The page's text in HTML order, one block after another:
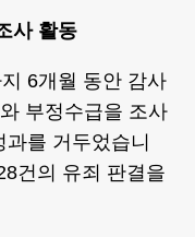
사 활동
6개월 동안 감사
부정수급을 조사
를 거두었습니
건의 유죄 판결을